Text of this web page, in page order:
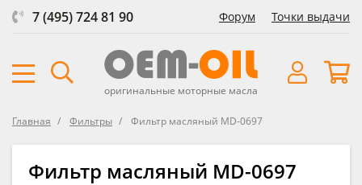
7 (495) 724 81 90 Форум Точки выдачи
оригинальные моторные масла
Главная Фильтры Фильтр масляный MD-0697
Фильтр масляный MD-0697